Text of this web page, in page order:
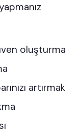
oluşturma
artırmak